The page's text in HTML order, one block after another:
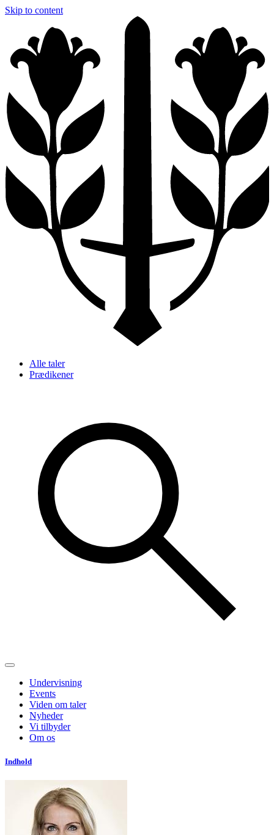
Skip to content
Alle taler
Prædikener
Undervisning
Events
Viden om taler
Nyheder
Vi tilbyder
Om os
Indhold